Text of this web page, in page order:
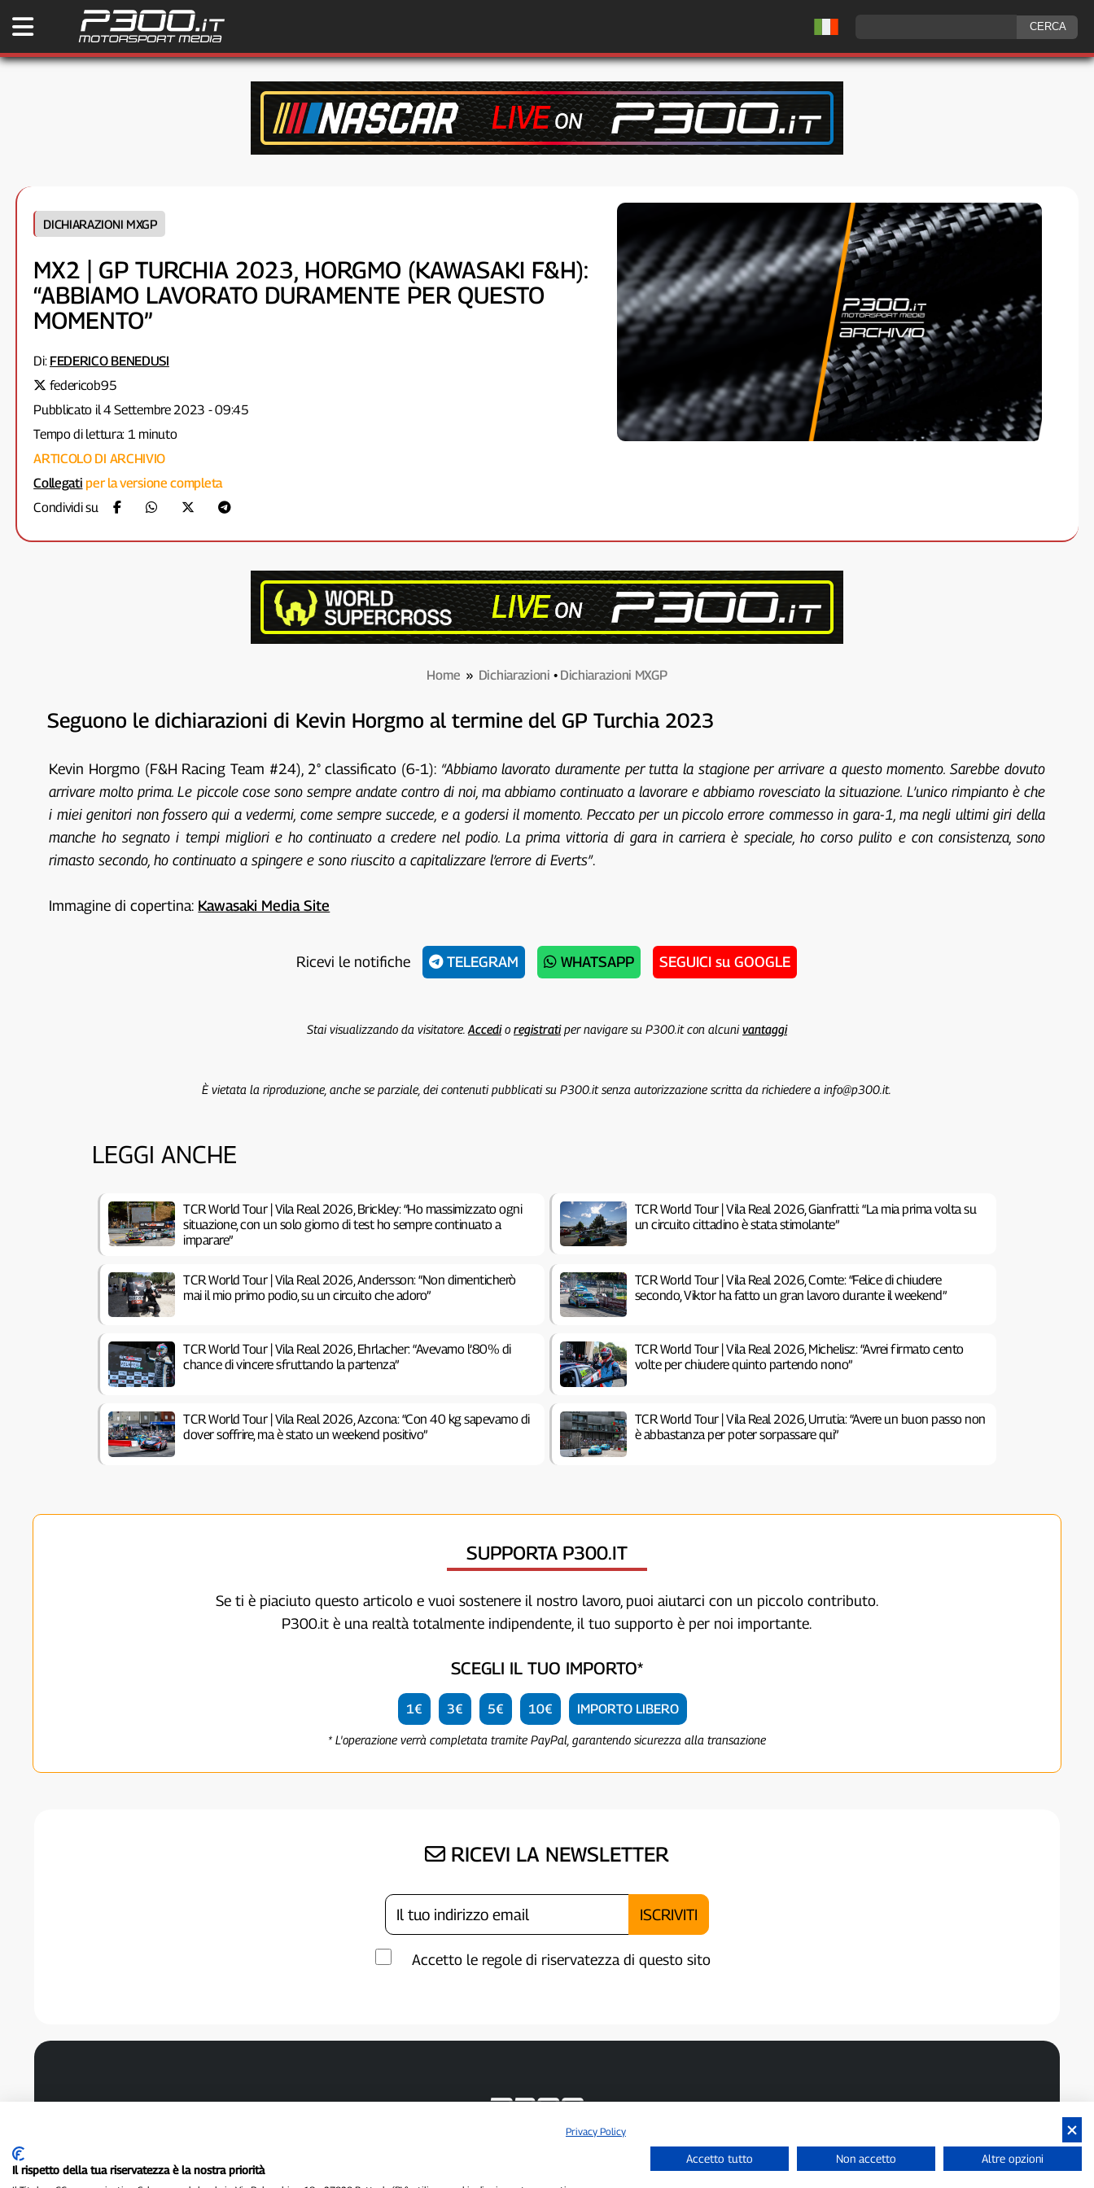
DICHIARAZIONI MXGP
MX2 | GP TURCHIA 2023, HORGMO (KAWASAKI F&H):
“ABBIAMO LAVORATO DURAMENTE PER QUESTO
MOMENTO”
Di: FEDERICO BENEDUSI
federicob95
Pubblicato il 4 Settembre 2023 - 09:45
Tempo di lettura: 1 minuto
ARTICOLO DI ARCHIVIO
Collegati per la versione completa
Condividi su
Home » Dichiarazioni • Dichiarazioni MXGP
Seguono le dichiarazioni di Kevin Horgmo al termine del GP Turchia 2023
Kevin Horgmo (F&H Racing Team #24), 2° classificato (6-1): “Abbiamo lavorato duramente per tutta la stagione per arrivare a questo momento. Sarebbe dovuto
arrivare molto prima. Le piccole cose sono sempre andate contro di noi, ma abbiamo continuato a lavorare e abbiamo rovesciato la situazione. L’unico rimpianto è che
i miei genitori non fossero qui a vedermi, come sempre succede, e a godersi il momento. Peccato per un piccolo errore commesso in gara-1, ma negli ultimi giri della
manche ho segnato i tempi migliori e ho continuato a credere nel podio. La prima vittoria di gara in carriera è speciale, ho corso pulito e con consistenza, sono
rimasto secondo, ho continuato a spingere e sono riuscito a capitalizzare l’errore di Everts”.
Immagine di copertina: Kawasaki Media Site
Ricevi le notifiche TELEGRAM WHATSAPP SEGUICI su GOOGLE
Stai visualizzando da visitatore. Accedio registratiper navigare su P300.it con alcunivantaggi
È vietata la riproduzione, anche se parziale, dei contenuti pubblicati su P300.it senza autorizzazione scritta da richiedere a info@p300.it.
LEGGI ANCHE
TCR World Tour | Vila Real 2026, Brickley: “Ho massimizzato ogni
situazione, con un solo giorno di test ho sempre continuato a
imparare”
TCR World Tour | Vila Real 2026, Gianfratti: “La mia prima volta su
un circuito cittadino è stata stimolante”
TCR World Tour | Vila Real 2026, Andersson: “Non dimenticherò
mai il mio primo podio, su un circuito che adoro”
TCR World Tour | Vila Real 2026, Comte: “Felice di chiudere
secondo, Viktor ha fatto un gran lavoro durante il weekend”
TCR World Tour | Vila Real 2026, Ehrlacher: “Avevamo l’80% di
chance di vincere sfruttando la partenza”
TCR World Tour | Vila Real 2026, Michelisz: “Avrei firmato cento
volte per chiudere quinto partendo nono”
TCR World Tour | Vila Real 2026, Azcona: “Con 40 kg sapevamo di
dover soffrire, ma è stato un weekend positivo”
TCR World Tour | Vila Real 2026, Urrutia: “Avere un buon passo non
è abbastanza per poter sorpassare qui”
SUPPORTA P300.IT
Se ti è piaciuto questo articolo e vuoi sostenere il nostro lavoro, puoi aiutarci con un piccolo contributo.
P300.it è una realtà totalmente indipendente, il tuo supporto è per noi importante.
SCEGLI IL TUO IMPORTO*
1€ 3€ 5€ 10€ IMPORTO LIBERO
* L'operazione verrà completata tramite PayPal, garantendo sicurezza alla transazione
RICEVI LA NEWSLETTER
Accetto le regole di riservatezza di questo sito
P300.it è una Testata Giornalistica indipendente
Registrazione numero 1/2021 del 1/2/2021 - Tribunale di Pavia
- P.IVA 02798890188
Privacy Policy
Il rispetto della tua riservatezza è la nostra priorità
Accetto tutto Non accetto Altre opzioni